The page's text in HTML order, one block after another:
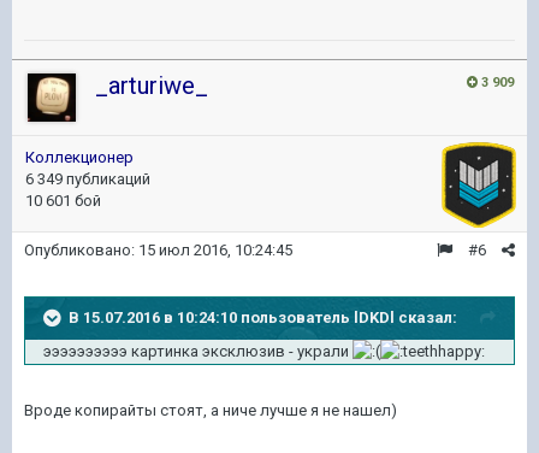
3 909
_arturiwe_
Коллекционер
6 349 публикаций
10 601 бой
#6
Опубликовано: 15 июл 2016, 10:24:45
В 15.07.2016 в 10:24:10 пользователь lDKDl сказал:
ээээээээээ картинка эксклюзив - украли
Вроде копирайты стоят, а ниче лучше я не нашел)